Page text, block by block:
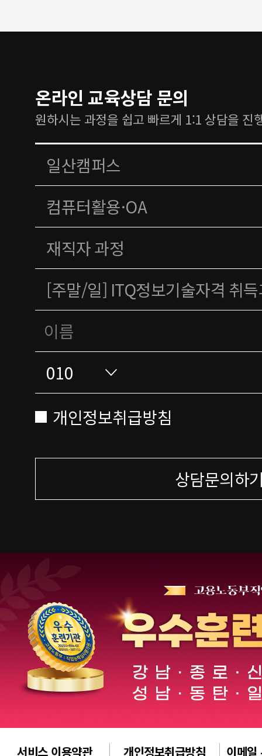
온라인 교육상담 문의
원하시는 과정을 쉽고 빠르게 1:1 상담을 진
개인정보취급방침
상담문의하
서비스 이용약관 개인정보취급방침 이메일